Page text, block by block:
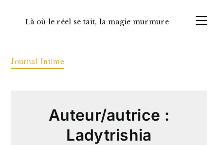
Là où le réel se tait, la magie murmure
Journal Intime
Auteur/autrice :
Ladytrishia